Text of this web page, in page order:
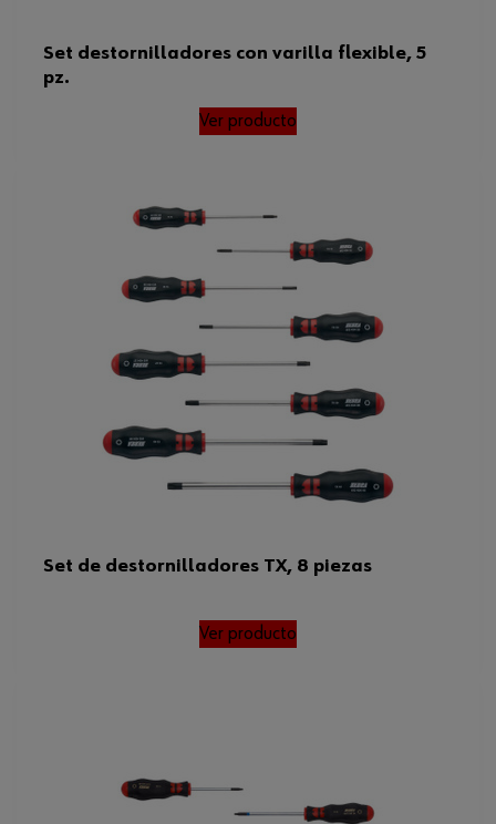
Set destornilladores con varilla flexible, 5
pz.
Ver producto
Set de destornilladores TX, 8 piezas
Ver producto